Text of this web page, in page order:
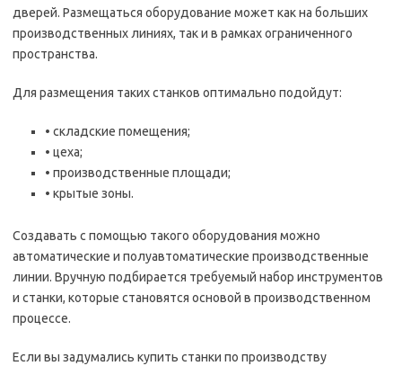
дверей. Размещаться оборудование может как на больших
производственных линиях, так и в рамках ограниченного
пространства.
Для размещения таких станков оптимально подойдут:
• складские помещения;
• цеха;
• производственные площади;
• крытые зоны.
Создавать с помощью такого оборудования можно
автоматические и полуавтоматические производственные
линии. Вручную подбирается требуемый набор инструментов
и станки, которые становятся основой в производственном
процессе.
Если вы задумались купить станки по производству